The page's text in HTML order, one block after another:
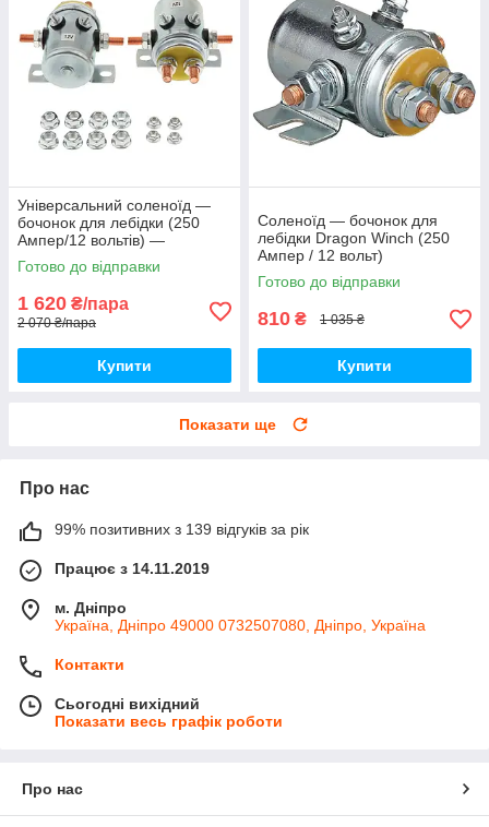
Універсальний соленоїд —
бочонок для лебідки (250
Ампер/12 вольтів) —
комплект 2 штуки
Готово до відправки
1 620 ₴/пара
2 070 ₴/пара
Купити
Соленоїд — бочонок для
лебідки Dragon Winch (250
Ампер / 12 вольт)
Готово до відправки
810 ₴ 1 035 ₴
Купити
Показати ще
Про нас
99% позитивних з 139 відгуків за рік
Працює з 14.11.2019
м. Дніпро
Україна, Дніпро 49000 0732507080, Дніпро, Україна
Контакти
Сьогодні вихідний
Показати весь графік роботи
Про нас